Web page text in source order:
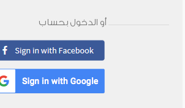
أو الدخول بحساب